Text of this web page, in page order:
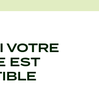
VOTRE
EST